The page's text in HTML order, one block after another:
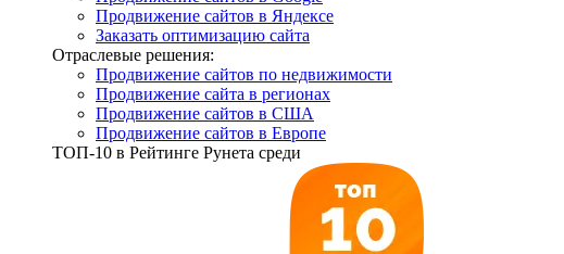
Продвижение сайтов в Яндексе
Заказать оптимизацию сайта
Отраслевые решения:
Продвижение сайтов по недвижимости
Продвижение сайта в регионах
Продвижение сайтов в США
Продвижение сайтов в Европе
ТОП-10 в Рейтинге Рунета среди